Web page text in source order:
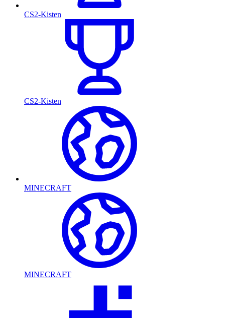
CS2-Kisten
CS2-Kisten
MINECRAFT
MINECRAFT